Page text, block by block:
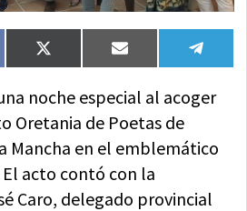
Compartir
en
X
(Twitter)
Compartir
en
Email
en
noche especial al acoger
Oretania de Poetas de
Mancha en el emblemático
El acto contó con la
Caro, delegado provincial